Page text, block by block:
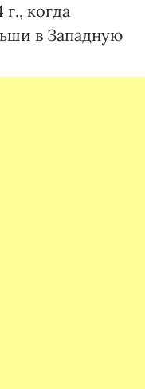
г., когда
в Западную